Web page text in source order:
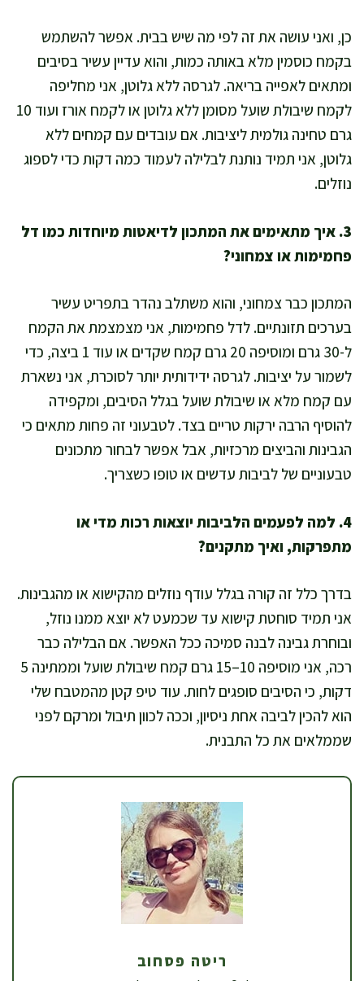
כן, ואני עושה את זה לפי מה שיש בבית. אפשר להשתמש
בקמח כוסמין מלא באותה כמות, והוא עדיין עשיר בסיבים
ומתאים לאפייה בריאה. לגרסה ללא גלוטן, אני מחליפה
לקמח שיבולת שועל מסומן ללא גלוטן או לקמח אורז ועוד 10
גרם טחינה גולמית ליציבות. אם עובדים עם קמחים ללא
גלוטן, אני תמיד נותנת לבלילה לעמוד כמה דקות כדי לספוג
נוזלים.
3. איך מתאימים את המתכון לדיאטות מיוחדות כמו דל
פחמימות או צמחוני?
המתכון כבר צמחוני, והוא משתלב נהדר בתפריט עשיר
בערכים תזונתיים. לדל פחמימות, אני מצמצמת את הקמח
ל-30 גרם ומוסיפה 20 גרם קמח שקדים או עוד 1 ביצה, כדי
לשמור על יציבות. לגרסה ידידותית יותר לסוכרת, אני נשארת
עם קמח מלא או שיבולת שועל בגלל הסיבים, ומקפידה
להוסיף הרבה ירקות טריים בצד. לטבעוני זה פחות מתאים כי
הגבינות והביצים מרכזיות, אבל אפשר לבחור מתכונים
טבעוניים של לביבות עדשים או טופו כשצריך.
4. למה לפעמים הלביבות יוצאות רכות מדי או
מתפרקות, ואיך מתקנים?
בדרך כלל זה קורה בגלל עודף נוזלים מהקישוא או מהגבינות.
אני תמיד סוחטת קישוא עד שכמעט לא יוצא ממנו נוזל,
ובוחרת גבינה לבנה סמיכה ככל האפשר. אם הבלילה כבר
רכה, אני מוסיפה 10–15 גרם קמח שיבולת שועל וממתינה 5
דקות, כי הסיבים סופגים לחות. עוד טיפ קטן מהמטבח שלי
הוא להכין לביבה אחת ניסיון, וככה לכוון תיבול ומרקם לפני
שממלאים את כל התבנית.
ריטה פסחוב